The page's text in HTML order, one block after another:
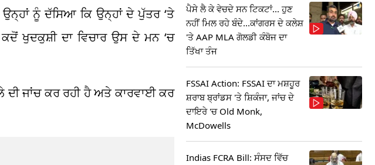
ਨੂੰ ਦੱਸਿਆ ਕਿ ਉਨ੍ਹਾਂ ਦੇ ਪੁੱਤਰ ‘ਤੇ
ਖੁਦਕੁਸ਼ੀ ਦਾ ਵਿਚਾਰ ਉਸ ਦੇ ਮਨ ‘ਚ
ਦੀ ਜਾਂਚ ਕਰ ਰਹੀ ਹੈ ਅਤੇ ਕਾਰਵਾਈ ਕਰ
ਪੈਸੇ ਲੈ ਕੇ ਵੇਚਦੇ ਸਨ ਟਿਕਟਾਂ... ਹੁਣ
ਨਹੀਂ ਮਿਲ ਰਹੇ ਬੰਦੇ...ਕਾਂਗਰਸ ਦੇ ਕਲੇਸ਼
'ਤੇ AAP MLA ਗੋਲਡੀ ਕੰਬੋਜ ਦਾ
ਤਿੱਖਾ ਤੰਜ
FSSAI Action: FSSAI ਦਾ ਮਸ਼ਹੂਰ
ਸ਼ਰਾਬ ਬ੍ਰਾਂਡਸ 'ਤੇ ਸ਼ਿਕੰਜਾ, ਜਾਂਚ ਦੇ
ਦਾਇਰੇ 'ਚ Old Monk,
McDowells
Indias FCRA Bill: ਸੰਸਦ ਵਿੱਚ